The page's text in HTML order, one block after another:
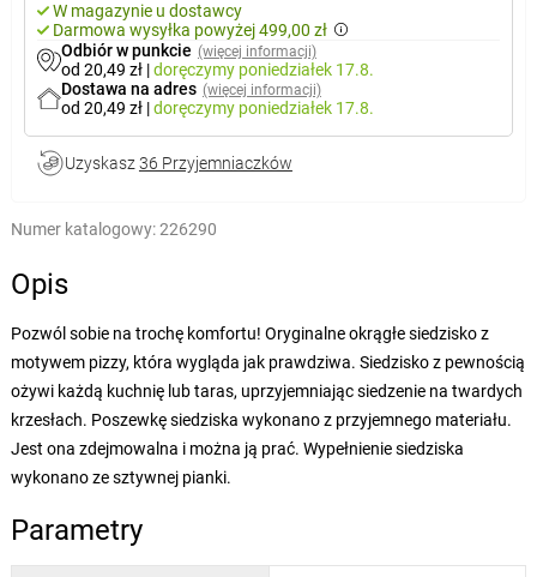
W magazynie u dostawcy
Darmowa wysyłka powyżej 499,00 zł
Odbiór w punkcie (więcej informacji)
od 20,49 zł |doręczymy poniedziałek 17.8.
Dostawa na adres (więcej informacji)
od 20,49 zł |doręczymy poniedziałek 17.8.
Uzyskasz 36 Przyjemniaczków
Numer katalogowy:226290
Opis
Pozwól sobie na trochę komfortu! Oryginalne okrągłe siedzisko z
motywem pizzy, która wygląda jak prawdziwa. Siedzisko z pewnością
ożywi każdą kuchnię lub taras, uprzyjemniając siedzenie na twardych
krzesłach. Poszewkę siedziska wykonano z przyjemnego materiału.
Jest ona zdejmowalna i można ją prać. Wypełnienie siedziska
wykonano ze sztywnej pianki.
Parametry